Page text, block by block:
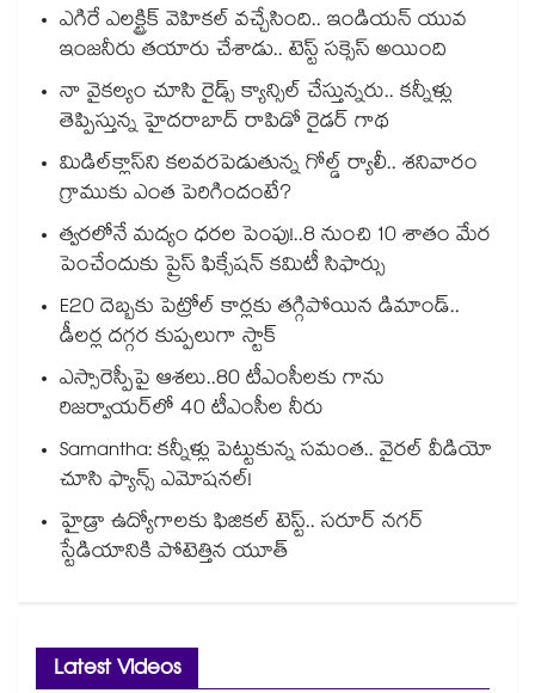
ఎగిరే ఎలక్ట్రిక్ వెహికల్ వచ్చేసింది.. ఇండియన్ యువ
ఇంజనీరు తయారు చేశాడు.. టెస్ట్ సక్సెస్ అయింది
నా వైకల్యం చూసి రైడ్స్ క్యాన్సిల్ చేస్తున్నరు.. కన్నీళ్లు
తెప్పిస్తున్న హైదరాబాద్ రాపిడో రైడర్ గాథ
మిడిల్‌క్లాస్‌ని కలవరపెడుతున్న గోల్డ్ ర్యాలీ.. శనివారం
గ్రాముకు ఎంత పెరిగిందంటే?
త్వరలోనే మద్యం ధ‌‌ర‌‌ల పెంపు!..8 నుంచి 10 శాతం మేర
పెంచేందుకు ప్రైస్ ఫిక్సేష‌‌న్ క‌‌మిటీ సిఫార్సు
E20 దెబ్బకు పెట్రోల్ కార్లకు తగ్గిపోయిన డిమాండ్..
డీలర్ల దగ్గర కుప్పలుగా స్టాక్
ఎస్సారెస్పీపై ఆశలు..80 టీఎంసీలకు గాను
రిజర్వాయర్‌‌‌‌‌‌‌‌‌‌‌‌‌‌‌‌లో 40 టీఎంసీల నీరు
Samantha: కన్నీళ్లు పెట్టుకున్న సమంత.. వైరల్ వీడియో
చూసి ఫ్యాన్స్ ఎమోషనల్!
హైడ్రా ఉద్యోగాలకు ఫిజికల్ టెస్ట్.. సరూర్ నగర్
స్టేడియానికి పోటెత్తిన యూత్
Latest Videos